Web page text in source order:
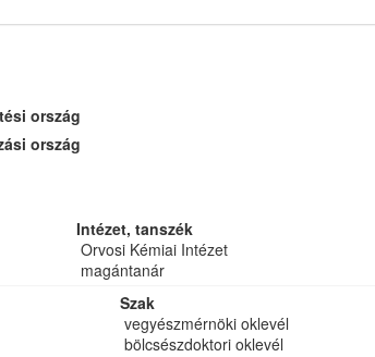
ország
ország
Intézet, tanszék
Orvosi Kémiai Intézet
magántanár
Szak
vegyészmérnöki oklevél
bölcsészdoktori oklevél